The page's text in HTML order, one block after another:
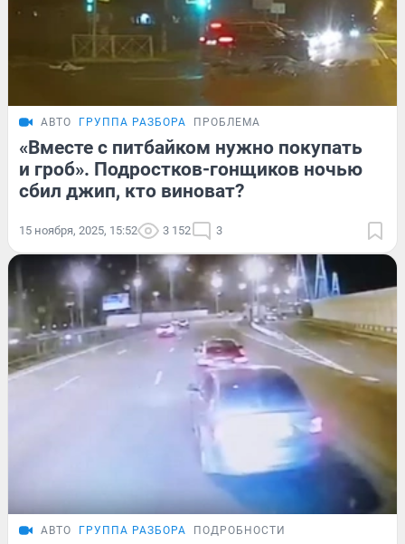
АВТО ГРУППА РАЗБОРА ПРОБЛЕМА
«Вместе с питбайком нужно покупать
и гроб». Подростков-гонщиков ночью
сбил джип, кто виноват?
15 ноября, 2025, 15:52 3 152 3
АВТО ГРУППА РАЗБОРА ПОДРОБНОСТИ